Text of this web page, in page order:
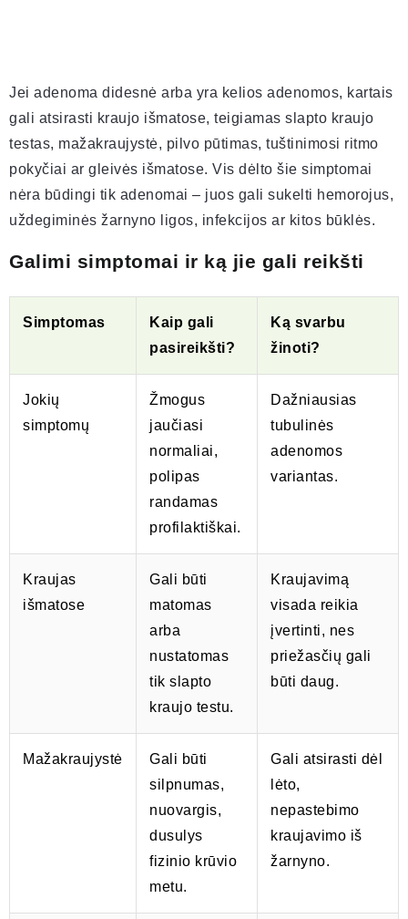
Jei adenoma didesnė arba yra kelios adenomos, kartais
gali atsirasti kraujo išmatose, teigiamas slapto kraujo
testas, mažakraujystė, pilvo pūtimas, tuštinimosi ritmo
pokyčiai ar gleivės išmatose. Vis dėlto šie simptomai
nėra būdingi tik adenomai – juos gali sukelti hemorojus,
uždegiminės žarnyno ligos, infekcijos ar kitos būklės.
Galimi simptomai ir ką jie gali reikšti
Simptomas
Kaip gali
pasireikšti?
Ką svarbu
žinoti?
Jokių
simptomų
Žmogus
jaučiasi
normaliai,
polipas
randamas
profilaktiškai.
Dažniausias
tubulinės
adenomos
variantas.
Kraujas
išmatose
Gali būti
matomas
arba
nustatomas
tik slapto
kraujo testu.
Kraujavimą
visada reikia
įvertinti, nes
priežasčių gali
būti daug.
Mažakraujystė
Gali būti
silpnumas,
nuovargis,
dusulys
fizinio krūvio
metu.
Gali atsirasti dėl
lėto,
nepastebimo
kraujavimo iš
žarnyno.